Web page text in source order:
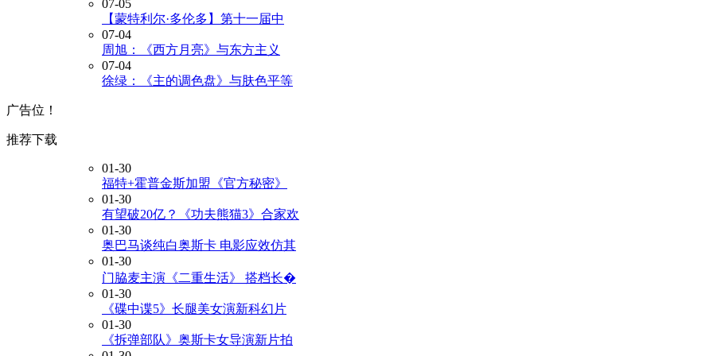
07-05
【蒙特利尔·多伦多】第十一届中
07-04
周旭：《西方月亮》与东方主义
07-04
徐绿：《主的调色盘》与肤色平等
广告位！
推荐下载
01-30
福特+霍普金斯加盟《官方秘密》
01-30
有望破20亿？《功夫熊猫3》合家欢
01-30
奥巴马谈纯白奥斯卡 电影应效仿其
01-30
门脇麦主演《二重生活》 搭档长�
01-30
《碟中谍5》长腿美女演新科幻片
01-30
《拆弹部队》奥斯卡女导演新片拍